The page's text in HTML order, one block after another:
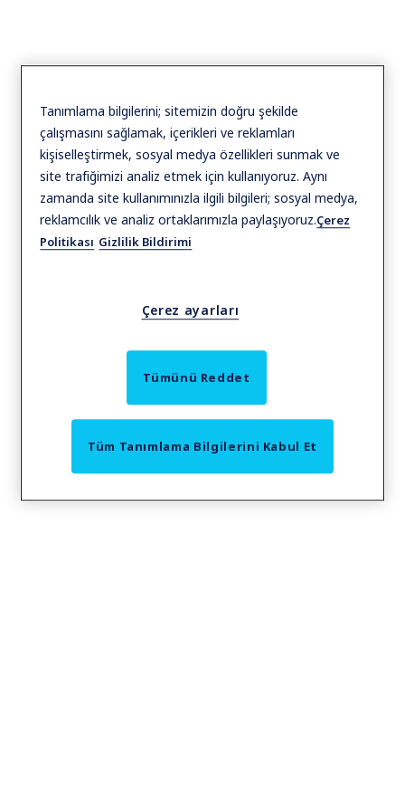
Tanımlama bilgilerini; sitemizin doğru şekilde
çalışmasını sağlamak, içerikleri ve reklamları
kişiselleştirmek, sosyal medya özellikleri sunmak ve
site trafiğimizi analiz etmek için kullanıyoruz. Aynı
zamanda site kullanımınızla ilgili bilgileri; sosyal medya,
reklamcılık ve analiz ortaklarımızla paylaşıyoruz.Çerez
Politikası Gizlilik Bildirimi
Çerez ayarları
Tümünü Reddet
Tüm Tanımlama Bilgilerini Kabul Et